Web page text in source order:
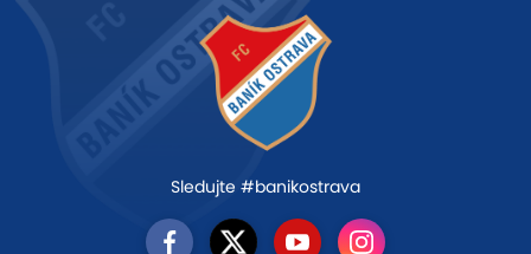
Sledujte #banikostrava